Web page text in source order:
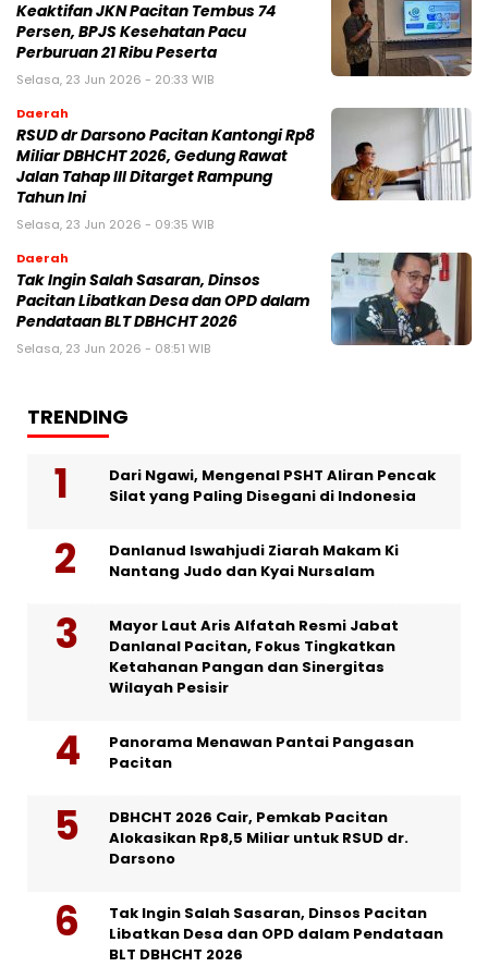
Keaktifan JKN Pacitan Tembus 74
Persen, BPJS Kesehatan Pacu
Perburuan 21 Ribu Peserta
Selasa, 23 Jun 2026 - 20:33 WIB
Daerah
RSUD dr Darsono Pacitan Kantongi Rp8
Miliar DBHCHT 2026, Gedung Rawat
Jalan Tahap III Ditarget Rampung
Tahun Ini
Selasa, 23 Jun 2026 - 09:35 WIB
Daerah
Tak Ingin Salah Sasaran, Dinsos
Pacitan Libatkan Desa dan OPD dalam
Pendataan BLT DBHCHT 2026
Selasa, 23 Jun 2026 - 08:51 WIB
TRENDING
Dari Ngawi, Mengenal PSHT Aliran Pencak
Silat yang Paling Disegani di Indonesia
Danlanud Iswahjudi Ziarah Makam Ki
Nantang Judo dan Kyai Nursalam
Mayor Laut Aris Alfatah Resmi Jabat
Danlanal Pacitan, Fokus Tingkatkan
Ketahanan Pangan dan Sinergitas
Wilayah Pesisir
Panorama Menawan Pantai Pangasan
Pacitan
DBHCHT 2026 Cair, Pemkab Pacitan
Alokasikan Rp8,5 Miliar untuk RSUD dr.
Darsono
Tak Ingin Salah Sasaran, Dinsos Pacitan
Libatkan Desa dan OPD dalam Pendataan
BLT DBHCHT 2026